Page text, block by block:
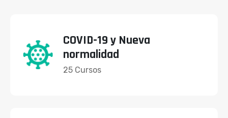
COVID-19 y Nueva
normalidad
25 Cursos